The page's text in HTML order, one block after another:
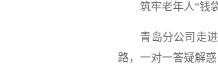
筑牢老年人“钱
青岛分公司 走
路，一对一答疑解